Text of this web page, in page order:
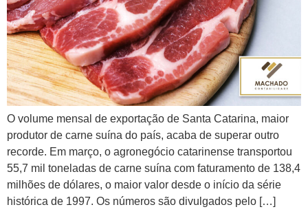
O volume mensal de exportação de Santa Catarina, maior
produtor de carne suína do país, acaba de superar outro
recorde. Em março, o agronegócio catarinense transportou
55,7 mil toneladas de carne suína com faturamento de 138,4
milhões de dólares, o maior valor desde o início da série
histórica de 1997. Os números são divulgados pelo […]